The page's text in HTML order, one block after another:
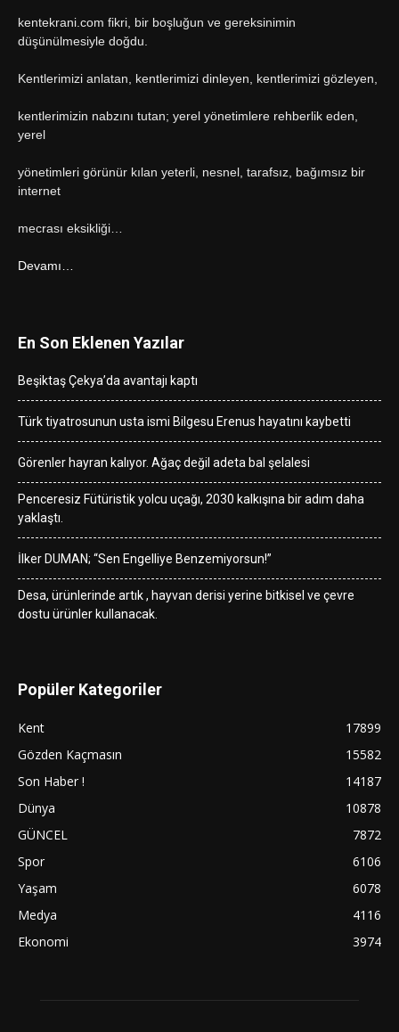
kentekrani.com fikri, bir boşluğun ve gereksinimin
düşünülmesiyle doğdu.
Kentlerimizi anlatan, kentlerimizi dinleyen, kentlerimizi gözleyen,
kentlerimizin nabzını tutan; yerel yönetimlere rehberlik eden,
yerel
yönetimleri görünür kılan yeterli, nesnel, tarafsız, bağımsız bir
internet
mecrası eksikliği…
Devamı…
En Son Eklenen Yazılar
Beşiktaş Çekya’da avantajı kaptı
Türk tiyatrosunun usta ismi Bilgesu Erenus hayatını kaybetti
Görenler hayran kalıyor. Ağaç değil adeta bal şelalesi
Penceresiz Fütüristik yolcu uçağı, 2030 kalkışına bir adım daha
yaklaştı.
İlker DUMAN; “Sen Engelliye Benzemiyorsun!”
Desa, ürünlerinde artık , hayvan derisi yerine bitkisel ve çevre
dostu ürünler kullanacak.
Popüler Kategoriler
Kent
17899
Gözden Kaçmasın
15582
Son Haber !
14187
Dünya
10878
GÜNCEL
7872
Spor
6106
Yaşam
6078
Medya
4116
Ekonomi
3974